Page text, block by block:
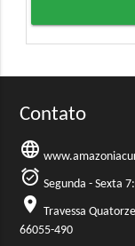
Contato
language
alarm_on Segunda - Sexta
location_on Travessa
66055-490